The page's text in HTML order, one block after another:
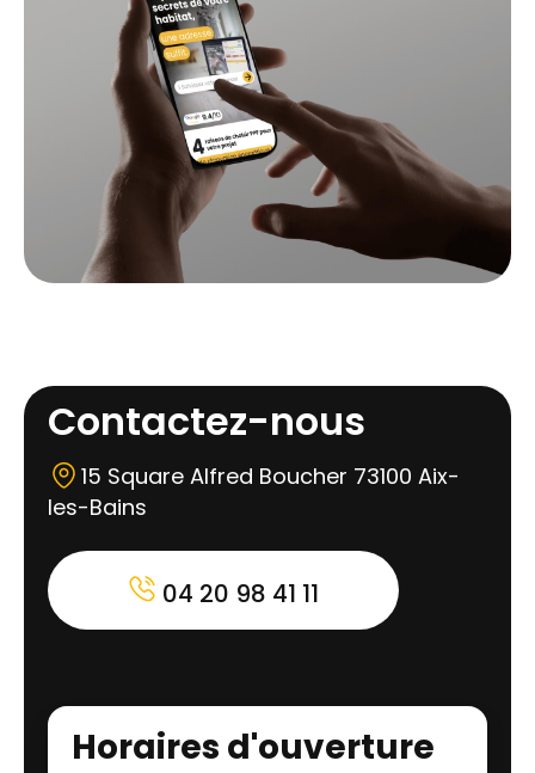
Contactez-nous
15 Square Alfred Boucher 73100 Aix-
les-Bains
04 20 98 41 11
Horaires d'ouverture